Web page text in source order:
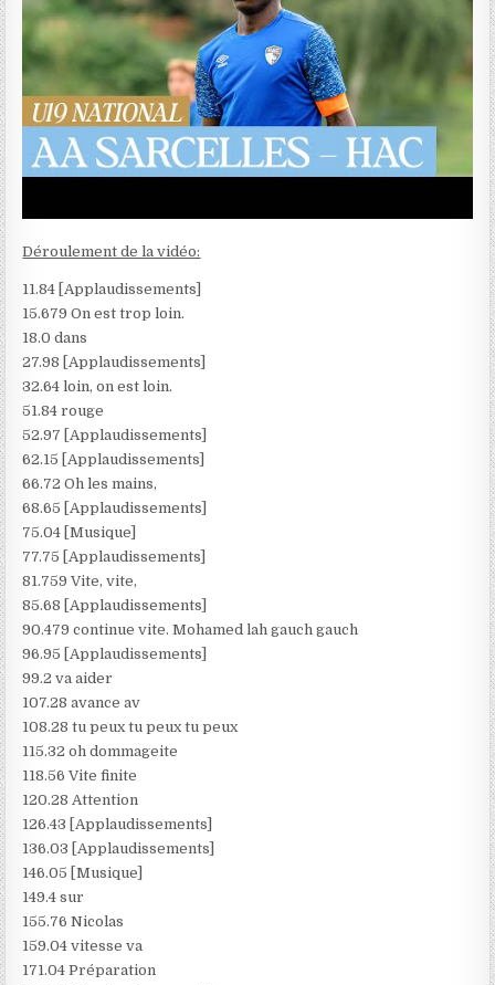
Déroulement de la vidéo:
11.84 [Applaudissements]
15.679 On est trop loin.
18.0 dans
27.98 [Applaudissements]
32.64 loin, on est loin.
51.84 rouge
52.97 [Applaudissements]
62.15 [Applaudissements]
66.72 Oh les mains,
68.65 [Applaudissements]
75.04 [Musique]
77.75 [Applaudissements]
81.759 Vite, vite,
85.68 [Applaudissements]
90.479 continue vite. Mohamed lah gauch gauch
96.95 [Applaudissements]
99.2 va aider
107.28 avance av
108.28 tu peux tu peux tu peux
115.32 oh dommageite
118.56 Vite finite
120.28 Attention
126.43 [Applaudissements]
136.03 [Applaudissements]
146.05 [Musique]
149.4 sur
155.76 Nicolas
159.04 vitesse va
171.04 Préparation